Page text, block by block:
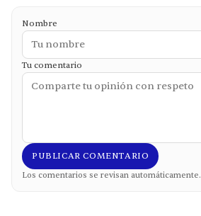
Nombre
Tu comentario
PUBLICAR COMENTARIO
Los comentarios se revisan automáticamente.